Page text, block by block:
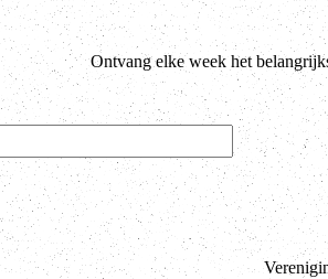
Ontvang elke week het